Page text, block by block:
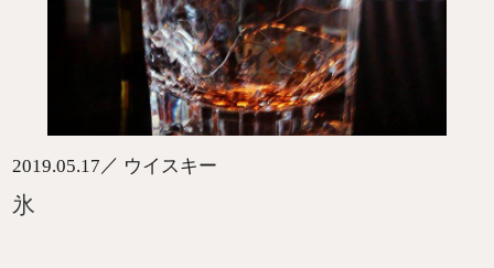
2019.05.17 ／ ウイスキー
氷